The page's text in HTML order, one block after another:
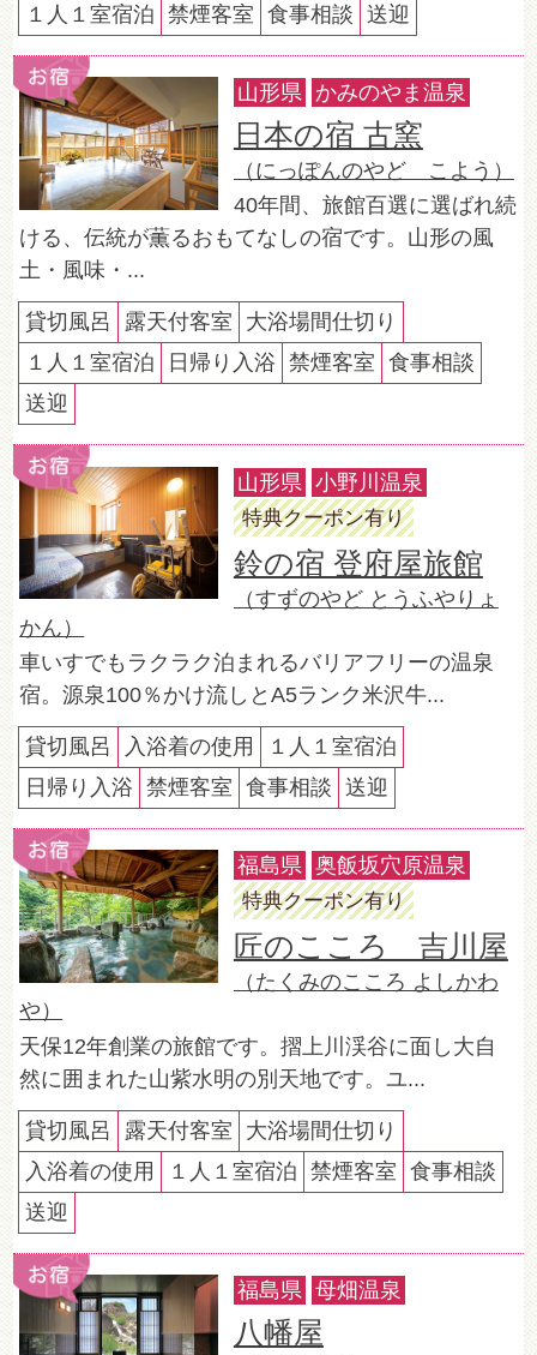
１人１室宿泊 禁煙客室 食事相談 送迎
山形県 かみのやま温泉
日本の宿 古窯
（にっぽんのやど こよう）
40年間、旅館百選に選ばれ続
ける、伝統が薫るおもてなしの宿です。山形の風
土・風味・...
貸切風呂 露天付客室
大浴場間仕切り
１人１室宿泊
日帰り入浴 禁煙客室
食事相談
送迎
山形県 小野川温泉
特典クーポン有り
鈴の宿 登府屋旅館
（すずのやど とうふやりょ
かん）
車いすでもラクラク泊まれるバリアフリーの温泉
宿。源泉100％かけ流しとA5ランク米沢牛...
貸切風呂 入浴着の使用
１人１室宿泊
日帰り入浴
禁煙客室 食事相談 送迎
福島県 奥飯坂穴原温泉
特典クーポン有り
匠のこころ 吉川屋
（たくみのこころ よしかわ
や）
天保12年創業の旅館です。摺上川渓谷に面し大自
然に囲まれた山紫水明の別天地です。ユ...
貸切風呂 露天付客室
大浴場間仕切り
入浴着の使用
１人１室宿泊 禁煙客室
食事相談
送迎
福島県 母畑温泉
八幡屋